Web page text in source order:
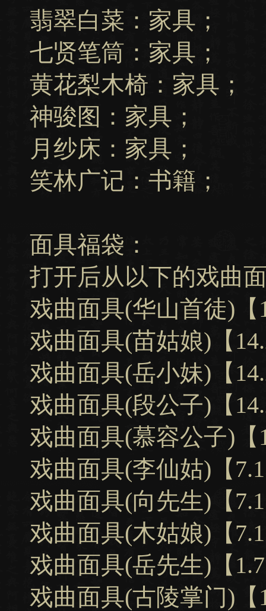
翡翠白菜：家具；
七贤笔筒：家具；
黄花梨木椅：家具；
神骏图：家具；
月纱床：家具；
笑林广记：书籍；
面具福袋：
打开后从以下的戏曲
戏曲面具(华山首徒)【
戏曲面具(苗姑娘)【
戏曲面具(岳小妹)【
戏曲面具(段公子)【
戏曲面具(慕容公子)【
戏曲面具(李仙姑)【
戏曲面具(向先生)【
戏曲面具(木姑娘)【
戏曲面具(岳先生)【
戏曲面具(古陵掌门)【